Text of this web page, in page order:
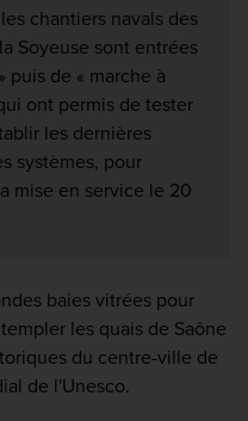
chantiers navals des
Soyeuse sont entrées
puis de « marche à
ont permis de tester
les dernières
systèmes, pour
mise en service le 20
baies vitrées pour
les quais de Saône
du centre-ville de
de l'Unesco.